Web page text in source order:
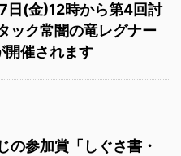
日(金)12時から第4回討
ック常闇の竜レグナー
開催されます
の参加賞「しぐさ書・